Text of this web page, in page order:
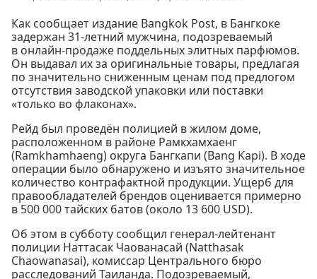
Как сообщает издание Bangkok Post, в Бангкоке
задержан 31-летний мужчина, подозреваемый
в онлайн-продаже поддельных элитных парфюмов.
Он выдавал их за оригинальные товары, предлагая
по значительно сниженным ценам под предлогом
отсутствия заводской упаковки или поставки
«только во флаконах».
Рейд был проведён полицией в жилом доме,
расположенном в районе Рамкхамхаенг
(Ramkhamhaeng) округа Бангкапи (Bang Kapi). В ходе
операции было обнаружено и изъято значительное
количество контрафактной продукции. Ущерб для
правообладателей брендов оценивается примерно
в 500 000 тайских батов (около 13 600 USD).
Об этом в субботу сообщил генерал-лейтенант
полиции Наттасак Чаованасай (Natthasak
Chaowanasai), комиссар Центрального бюро
расследований Таиланда. Подозреваемый,